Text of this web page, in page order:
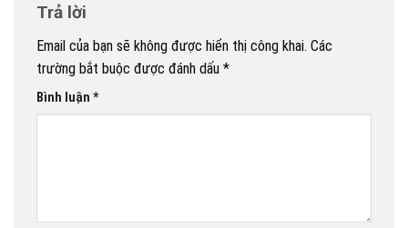
Trả lời
Email của bạn sẽ không được hiển thị công khai. Các
trường bắt buộc được đánh dấu *
Bình luận *